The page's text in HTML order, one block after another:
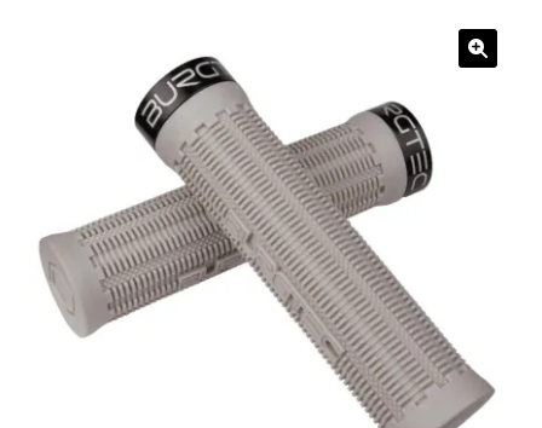
copil
Extinde
meniul
MANSOANE
ANVELOPE
MENTENANTA
ALTE CATEGORII